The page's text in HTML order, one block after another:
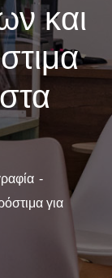
και
για